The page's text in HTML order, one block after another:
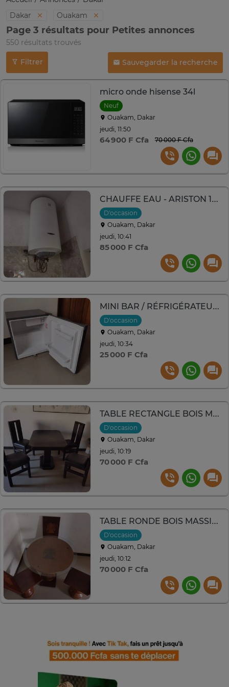
Dakar
Ouakam
Page 3 résultats pour Petites annonces
550 résultats trouvés
Filtrer Sauvegarder la recherche
micro onde hisense 34l
Neuf
Ouakam, Dakar
jeudi, 11:50
64 900 F Cfa 70 000 F Cfa
CHAUFFE EAU - ARISTON 100L
D'occasion
Ouakam, Dakar
jeudi, 10:41
85 000 F Cfa
MINI BAR / RÉFRIGÉRATEUR SMART
D'occasion
Ouakam, Dakar
jeudi, 10:34
25 000 F Cfa
TABLE RECTANGLE BOIS MASSIF - x4 CHAISES
D'occasion
Ouakam, Dakar
jeudi, 10:19
70 000 F Cfa
TABLE RONDE BOIS MASSIF - x3 CHAISES
D'occasion
Ouakam, Dakar
jeudi, 10:12
70 000 F Cfa